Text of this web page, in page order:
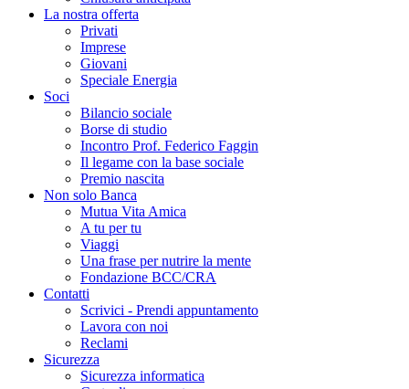
La nostra offerta
Privati
Imprese
Giovani
Speciale Energia
Soci
Bilancio sociale
Borse di studio
Incontro Prof. Federico Faggin
Il legame con la base sociale
Premio nascita
Non solo Banca
Mutua Vita Amica
A tu per tu
Viaggi
Una frase per nutrire la mente
Fondazione BCC/CRA
Contatti
Scrivici - Prendi appuntamento
Lavora con noi
Reclami
Sicurezza
Sicurezza informatica